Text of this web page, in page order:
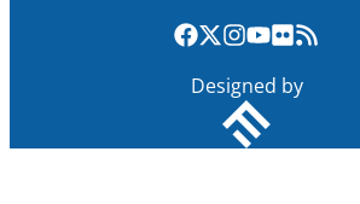
Designed by